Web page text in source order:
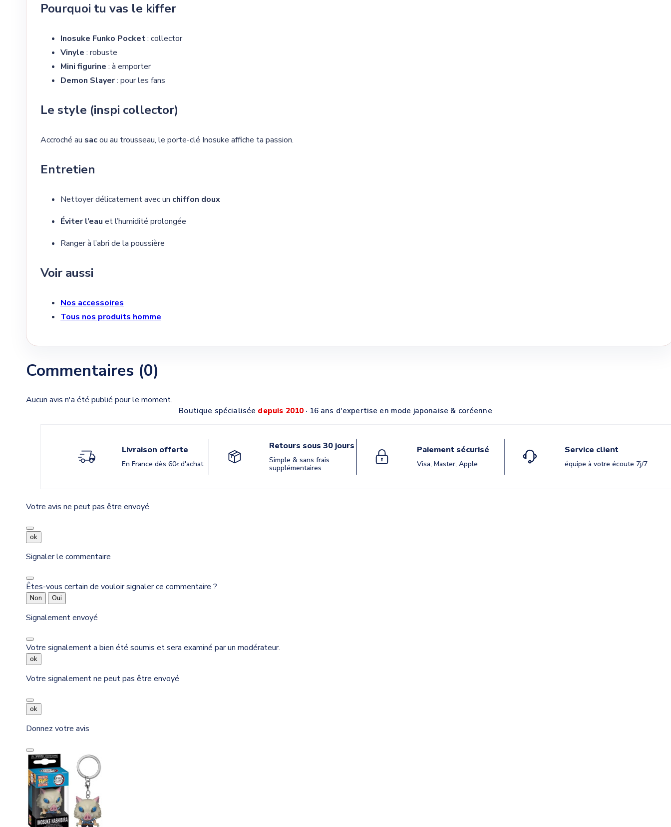
Pourquoi tu vas le kiffer
Inosuke Funko Pocket: collector
Vinyle : robuste
Mini figurine : à emporter
Demon Slayer: pour les fans
Le style (inspi collector)
Accroché au sacou au trousseau, le porte-clé Inosuke affiche ta passion.
Entretien
Nettoyer délicatement avec un chiffon doux
Éviter l’eau et l’humidité prolongée
Ranger à l’abri de la poussière
Voir aussi
Nos accessoires
Tous nos produits homme
Commentaires (0)
Aucun avis n'a été publié pour le moment.
Boutique spécialisée depuis 2010 · 16 ans d'expertise en mode japonaise & coréenne
Livraison offerte
En France dès 60€d'achat
Retours sous 30 jours
Simple & sans frais
supplémentaires
Paiement sécurisé
Visa, Master, Apple
Service client
équipe à votre écoute 7j/7
Votre avis ne peut pas être envoyé
ok
Signaler le commentaire
Êtes-vous certain de vouloir signaler ce commentaire ?
Non Oui
Signalement envoyé
Votre signalement a bien été soumis et sera examiné par un modérateur.
ok
Votre signalement ne peut pas être envoyé
ok
Donnez votre avis